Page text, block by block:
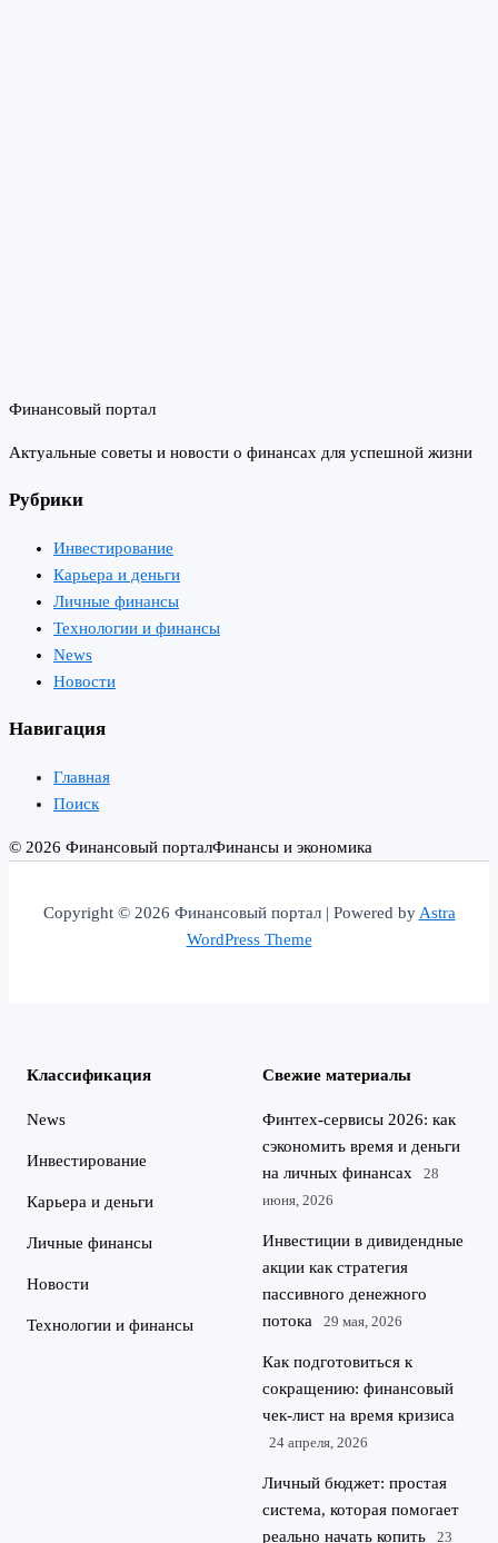
Финансовый портал
Актуальные советы и новости о финансах для успешной жизни
Рубрики
Инвестирование
Карьера и деньги
Личные финансы
Технологии и финансы
News
Новости
Навигация
Главная
Поиск
© 2026 Финансовый порталФинансы и экономика
Copyright © 2026 Финансовый портал | Powered byAstra
WordPress Theme
Классификация
News
Инвестирование
Карьера и деньги
Личные финансы
Новости
Технологии и финансы
Свежие материалы
Финтех-сервисы 2026: как
сэкономить время и деньги
на личных финансах
28
июня, 2026
Инвестиции в дивидендные
акции как стратегия
пассивного денежного
потока
29 мая, 2026
Как подготовиться к
сокращению: финансовый
чек-лист на время кризиса
24 апреля, 2026
Личный бюджет: простая
система, которая помогает
реально начать копить
23